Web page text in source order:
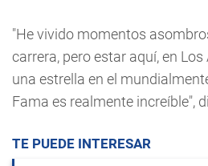
"He vivido momentos
carrera, pero estar aquí, en
una estrella en el
Fama es realmente increíble",
TE PUEDE INTERESAR